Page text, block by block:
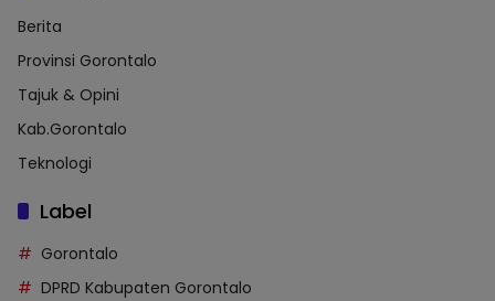
Berita
Provinsi Gorontalo
Tajuk & Opini
Kab.Gorontalo
Teknologi
Label
Gorontalo
DPRD Kabupaten Gorontalo